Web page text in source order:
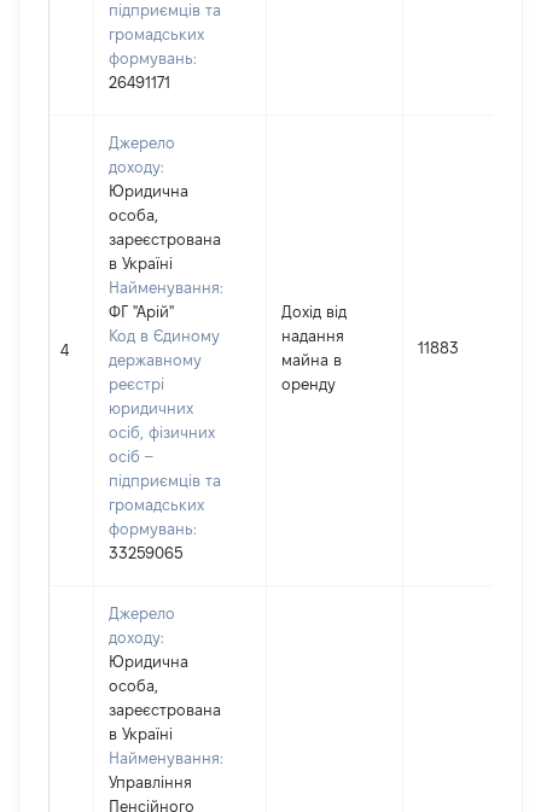
підприємців та
громадських
формувань:
26491171
4
Джерело
доходу:
Юридична
особа,
зареєстрована
в Україні
Найменування:
ФГ "Арій"
Код в Єдиному
державному
реєстрі
юридичних
осіб, фізичних
осіб –
підприємців та
громадських
формувань:
33259065
Дохід від
надання
майна в
оренду
11883
Джерело
доходу:
Юридична
особа,
зареєстрована
в Україні
Найменування:
Управління
Пенсійного